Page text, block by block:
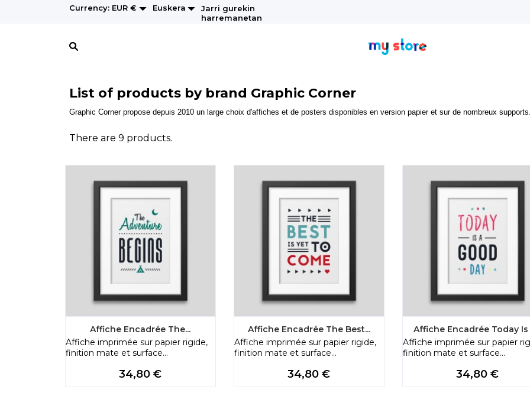
Currency: EUR € Euskera
Jarri gurekin
harremanetan
List of products by brand Graphic Corner
Graphic Corner propose depuis 2010 un large choix d'affiches et de posters disponibles en version papier et sur de nombreux
There are 9 products.
Affiche Encadrée The...
Affiche imprimée sur papier rigide,
finition mate et surface...
Price
34,80 €
Affiche Encadrée The Best...
Affiche imprimée sur papier rigide,
finition mate et surface...
Price
34,80 €
Affiche Encadrée Today Is
Affiche imprimée sur papier
finition mate et surface...
Price
34,80 €